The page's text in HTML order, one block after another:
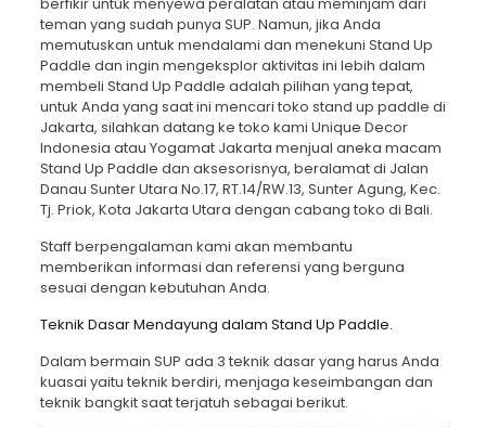
teman yang sudah punya SUP. Namun, jika Anda
memutuskan untuk mendalami dan menekuni Stand Up
Paddle dan ingin mengeksplor aktivitas ini lebih dalam
membeli Stand Up Paddle adalah pilihan yang tepat,
untuk Anda yang saat ini mencari toko stand up paddle di
Jakarta, silahkan datang ke toko kami Unique Decor
Indonesia atau Yogamat Jakarta menjual aneka macam
Stand Up Paddle dan aksesorisnya, beralamat di Jalan
Danau Sunter Utara No.17, RT.14/RW.13, Sunter Agung, Kec.
Tj. Priok, Kota Jakarta Utara dengan cabang toko di Bali.
Staff berpengalaman kami akan membantu
memberikan informasi dan referensi yang berguna
sesuai dengan kebutuhan Anda.
Teknik Dasar Mendayung dalam Stand Up Paddle.
Dalam bermain SUP ada 3 teknik dasar yang harus Anda
kuasai yaitu teknik berdiri, menjaga keseimbangan dan
teknik bangkit saat terjatuh sebagai berikut.